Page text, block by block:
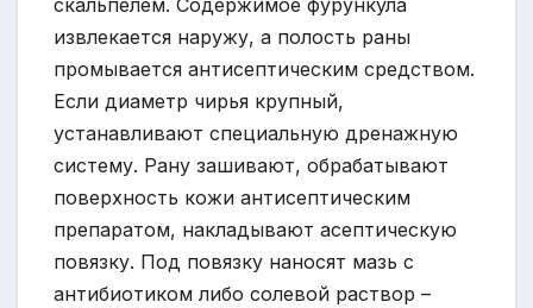
скальпелем. Содержимое фурункула
извлекается наружу, а полость раны
промывается антисептическим средством.
Если диаметр чирья крупный,
устанавливают специальную дренажную
систему. Рану зашивают, обрабатывают
поверхность кожи антисептическим
препаратом, накладывают асептическую
повязку. Под повязку наносят мазь с
антибиотиком либо солевой раствор –